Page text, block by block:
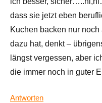
dass sie jetzt eben
Kuchen backen nur
dazu hat, denkt –
längst vergessen, aber
die immer noch in guter
Antworten